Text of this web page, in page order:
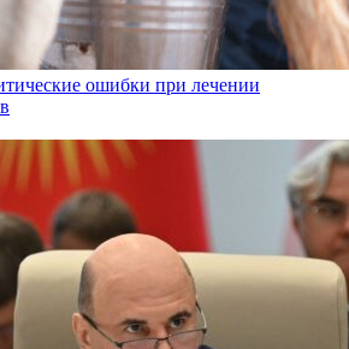
ошибки при лечении